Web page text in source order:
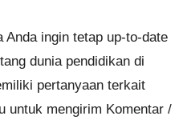
Anda ingin tetap up-to-date
dunia pendidikan di
pertanyaan terkait
untuk mengirim Komentar /